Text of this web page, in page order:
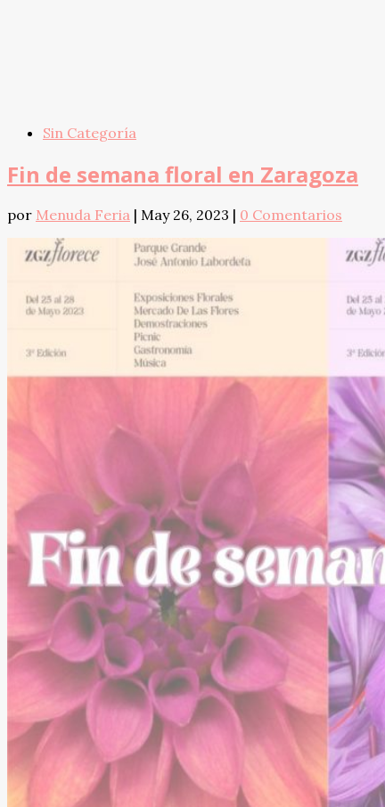
Sin Categoría
Fin de semana floral en Zaragoza
por Menuda Feria | May 26, 2023 | 0 Comentarios